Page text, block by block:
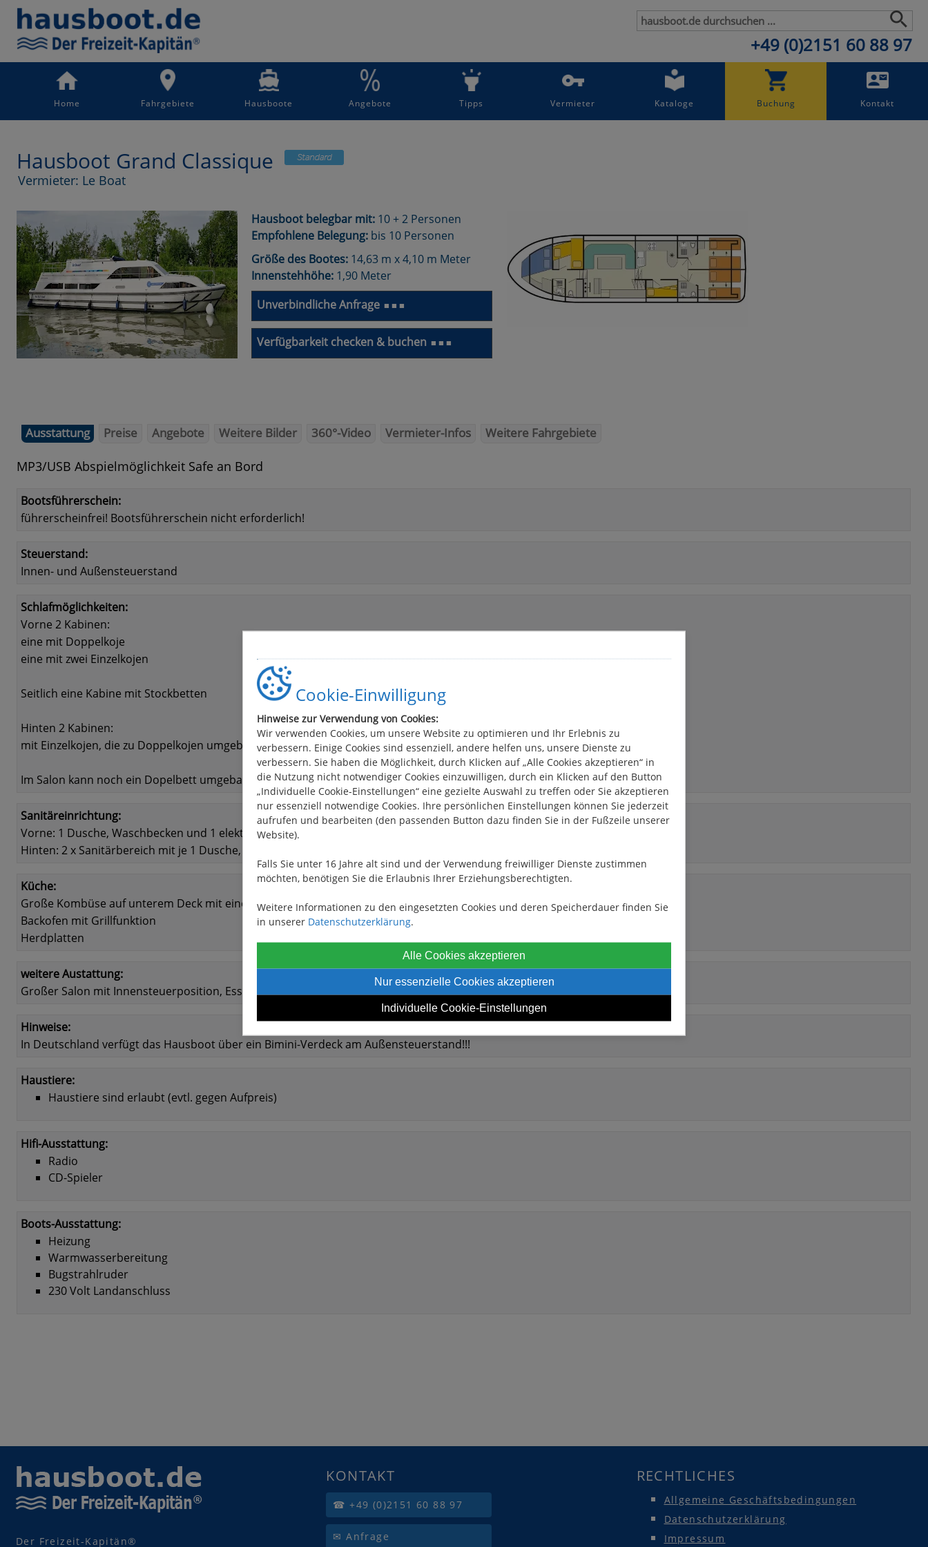
Cookie-Einwilligung
Hinweise zur Verwendung von Cookies:
Wir verwenden Cookies, um unsere Website zu optimieren und Ihr Erlebnis zu
verbessern. Einige Cookies sind essenziell, andere helfen uns, unsere Dienste zu
verbessern. Sie haben die Möglichkeit, durch Klicken auf „Alle Cookies akzeptieren“ in
die Nutzung nicht notwendiger Cookies einzuwilligen, durch ein Klicken auf den Button
„Individuelle Cookie-Einstellungen“ eine gezielte Auswahl zu treffen oder Sie akzeptieren
nur essenziell notwendige Cookies. Ihre persönlichen Einstellungen können Sie jederzeit
aufrufen und bearbeiten (den passenden Button dazu finden Sie in der Fußzeile unserer
Website).
Falls Sie unter 16 Jahre alt sind und der Verwendung freiwilliger Dienste zustimmen
möchten, benötigen Sie die Erlaubnis Ihrer Erziehungsberechtigten.
Weitere Informationen zu den eingesetzten Cookies und deren Speicherdauer finden Sie
in unserer Datenschutzerklärung.
Alle Cookies akzeptieren
Nur essenzielle Cookies akzeptieren
Individuelle Cookie-Einstellungen
+49 (0)2151 60 88 97
Home Fahrgebiete Hausboote Angebote Tipps Vermieter Kataloge Buchung Kontakt
Hausboot Grand Classique
Vermieter: Le Boat
Hausboot belegbar mit: 10 + 2 Personen
Empfohlene Belegung: bis 10 Personen
Größe des Bootes: 14,63 m x 4,10 m Meter
Innenstehhöhe: 1,90 Meter
Unverbindliche Anfrage ■ ■ ■
Verfügbarkeit checken & buchen ■ ■ ■
Ausstattung Preise Angebote Weitere Bilder 360°-Video Vermieter-Infos Weitere Fahrgebiete
MP3/USB Abspielmöglichkeit Safe an Bord
Bootsführerschein:
führerscheinfrei! Bootsführerschein nicht erforderlich!
Steuerstand:
Innen- und Außensteuerstand
Schlafmöglichkeiten:
Vorne 2 Kabinen:
eine mit Doppelkoje
eine mit zwei Einzelkojen
Seitlich eine Kabine mit Stockbetten
Hinten 2 Kabinen:
mit Einzelkojen, die zu Doppelkojen umgebaut werden können
Im Salon kann noch ein Dopelbett umgebaut werden.
Sanitäreinrichtung:
Vorne: 1 Dusche, Waschbecken und 1 elektrisches WC separat
Hinten: 2 x Sanitärbereich mit je 1 Dusche, Waschbecken und eletrischem WC
Küche:
Große Kombüse auf unterem Deck mit einem Kühlschrank 110 l
Backofen mit Grillfunktion
Herdplatten
weitere Austattung:
Großer Salon mit Innensteuerposition, Essbereich und Schiebetür zum Außendeck
Hinweise:
In Deutschland verfügt das Hausboot über ein Bimini-Verdeck am Außensteuerstand!!!
Haustiere:
Haustiere sind erlaubt (evtl. gegen Aufpreis)
Hifi-Ausstattung:
Radio
CD-Spieler
Boots-Ausstattung:
Heizung
Warmwasserbereitung
Bugstrahlruder
230 Volt Landanschluss
Der Freizeit-Kapitän®
KONTAKT
☎ +49 (0)2151 60 88 97
✉ Anfrage
RECHTLICHES
Allgemeine Geschäftsbedingungen
Datenschutzerklärung
Impressum